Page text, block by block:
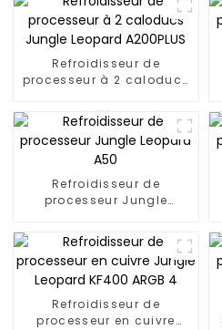
Refroidisseur de
processeur à 2 caloducs
Refroidisseur de
processeur Jungle
Refroidisseur de
processeur en cuivre